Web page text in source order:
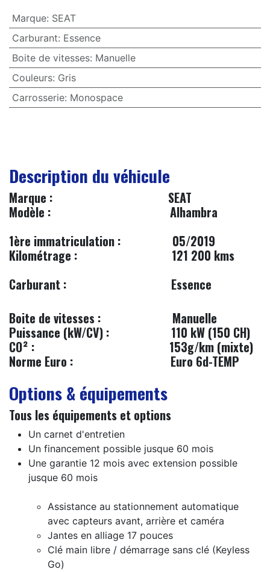
Marque: SEAT
Carburant: Essence
Boite de vitesses: Manuelle
Couleurs: Gris
Carrosserie: Monospace
Description du véhicule
​Marque : ​SEAT
Modèle :
Alhambra
1ère immatriculation :
​​05/2019
Kilométrage :
121 200 kms
Carburant :
Essence
Boite de vitesses :
​Manuelle
Puissance (kW/CV) :
110 kW (150 CH)
CO² :
153g/km (mixte)
Norme Euro :
​Euro 6d-TEMP
Options & équipements
Tous les équipements et options
Un carnet d'entretien
Un financement possible jusque 60 mois
Une garantie 12 mois avec extension possible
jusque 60 mois
Assistance au stationnement automatique
avec capteurs avant, arrière et caméra
Jantes en alliage 17 pouces
Clé main libre / démarrage sans clé (Keyless
Go)